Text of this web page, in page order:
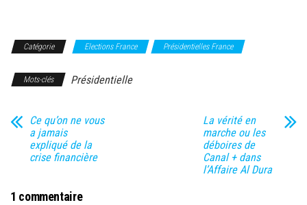
Catégorie Elections France Présidentielles France
Mots-clés Présidentielle
Ce qu’on ne vous
a jamais
expliqué de la
crise financière
La vérité en
marche ou les
déboires de
Canal + dans
l’Affaire Al Dura
1 commentaire